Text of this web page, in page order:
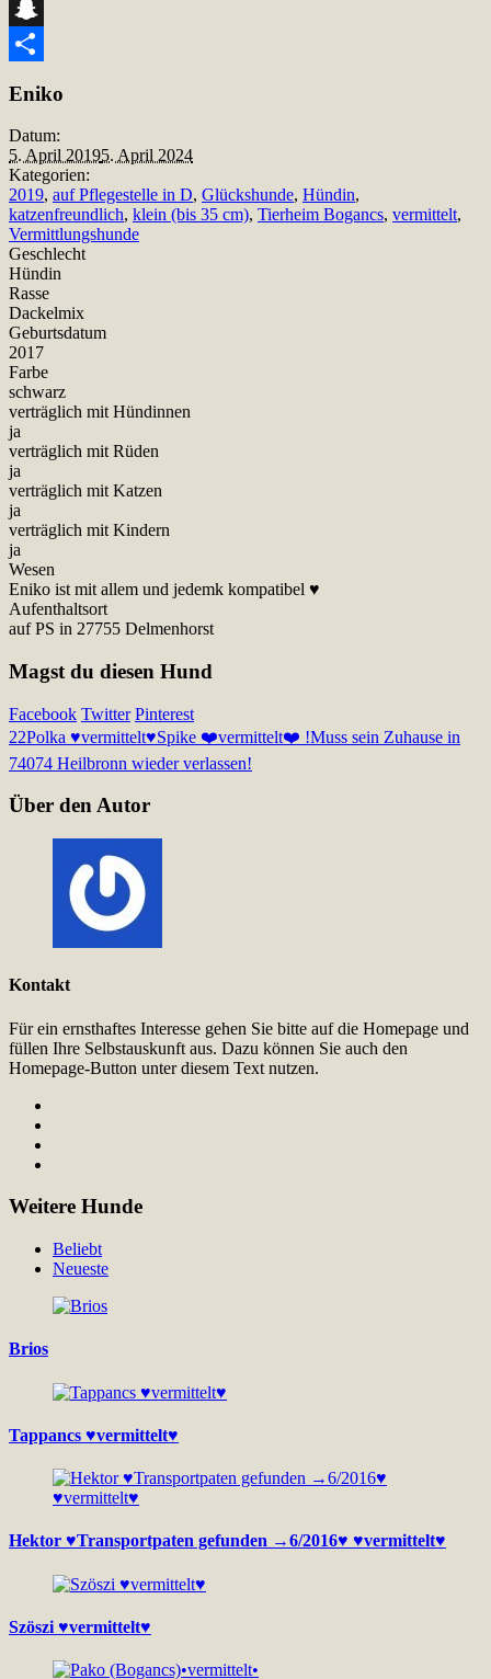
Telegram
Snapchat
Eniko
Datum:
5. April 20195. April 2024
Kategorien:
2019, auf Pflegestelle in D, Glückshunde, Hündin,
katzenfreundlich, klein (bis 35 cm), Tierheim Bogancs, vermittelt,
Vermittlungshunde
Geschlecht
Hündin
Rasse
Dackelmix
Geburtsdatum
2017
Farbe
schwarz
verträglich mit Hündinnen
ja
verträglich mit Rüden
ja
verträglich mit Katzen
ja
verträglich mit Kindern
ja
Wesen
Eniko ist mit allem und jedemk kompatibel ♥
Aufenthaltsort
auf PS in 27755 Delmenhorst
Magst du diesen Hund
Facebook Twitter Pinterest
22Polka ♥vermittelt♥Spike ❤️vermittelt❤️ !Muss sein Zuhause in
74074 Heilbronn wieder verlassen!
Über den Autor
Kontakt
Für ein ernsthaftes Interesse gehen Sie bitte auf die Homepage und
füllen Ihre Selbstauskunft aus. Dazu können Sie auch den
Homepage-Button unter diesem Text nutzen.
Weitere Hunde
Beliebt
Neueste
Brios
Tappancs ♥vermittelt♥
Hektor ♥Transportpaten gefunden →6/2016♥ ♥vermittelt♥
Szöszi ♥vermittelt♥